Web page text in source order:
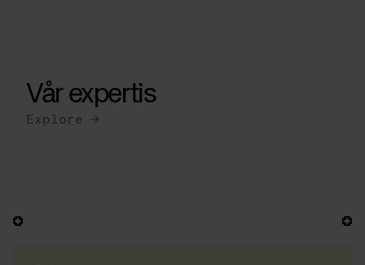
Vår expertis
Explore →